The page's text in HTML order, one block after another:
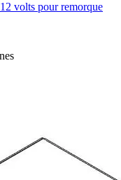
volts pour remorque